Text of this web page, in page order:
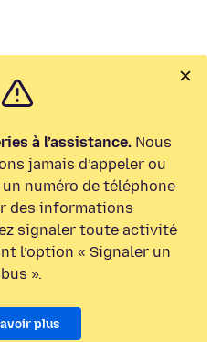
à l’assistance. Nous
jamais d’appeler ou
un numéro de téléphone
des informations
signaler toute activité
l’option « Signaler un
».
plus